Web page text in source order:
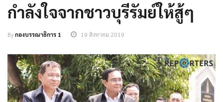
กำลังใจจากชาวบุรีรัมย์ให้สู้ๆ
Byกองบรรณาธิการ 1 19 สิงหาคม 2019